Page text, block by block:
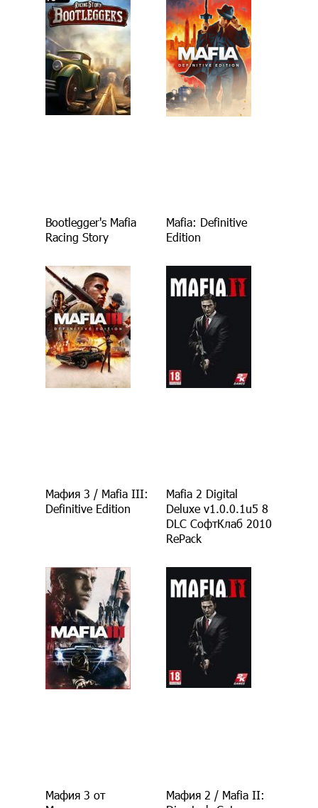
Bootlegger's Mafia
Racing Story
Mafia: Definitive
Edition
Мафия 3 / Mafia III:
Definitive Edition
Mafia 2 Digital
Deluxe v1.0.0.1u5 8
DLC СофтКлаб 2010
RePack
Мафия 3 от
Мафия 2 / Mafia II: